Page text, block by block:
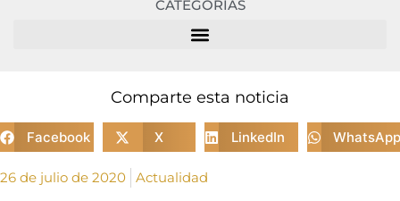
CATEGORÍAS
Comparte esta noticia
Facebook X LinkedIn WhatsApp
26 de julio de 2020 Actualidad